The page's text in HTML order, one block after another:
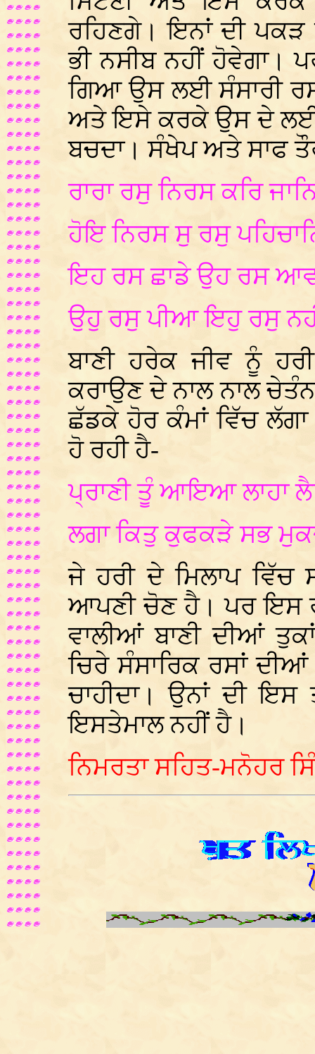
ਰਹਿਣਗੇ। ਇਨਾਂ ਦੀ ਪਕੜ
ਭੀ ਨਸੀਬ ਨਹੀਂ ਹੋਵੇਗਾ।
ਗਿਆ ਉਸ ਲਈ ਸੰਸਾਰੀ
ਅਤੇ ਇਸੇ ਕਰਕੇ ਉਸ ਦੇ ਲਈ
ਬਚਦਾ। ਸੰਖੇਪ ਅਤੇ ਸਾਫ
ਰਾਰਾ ਰਸੁ ਨਿਰਸ ਕਰਿ
ਹੋਇ ਨਿਰਸ ਸੁ ਰਸੁ
ਇਹ ਰਸ ਛਾਡੇ ਉਹ ਰਸ
ਉਹੁ ਰਸੁ ਪੀਆ ਇਹੁ ਰਸੁ
ਬਾਣੀ ਹਰੇਕ ਜੀਵ ਨੂੰ
ਕਰਾਉਣ ਦੇ ਨਾਲ ਨਾਲ
ਛੱਡਕੇ ਹੋਰ ਕੰਮਾਂ ਵਿੱਚ
ਹੋ ਰਹੀ ਹੈ-
ਪ੍ਰਾਣੀ ਤੂੰ ਆਇਆ ਲਾਹਾ
ਲਗਾ ਕਿਤੁ ਕੁਫਕੜੇ ਸਭ
ਜੇ ਹਰੀ ਦੇ ਮਿਲਾਪ ਵਿੱਚ
ਆਪਣੀ ਚੋਣ ਹੈ। ਪਰ ਇਸ
ਵਾਲੀਆਂ ਬਾਣੀ ਦੀਆਂ
ਚਿਰੇ ਸੰਸਾਰਿਕ ਰਸਾਂ
ਚਾਹੀਦਾ। ਉਨਾਂ ਦੀ ਇਸ
ਇਸਤੇਮਾਲ ਨਹੀਂ ਹੈ।
ਨਿਮਰਤਾ ਸਹਿਤ-ਮਨੋਹਰ